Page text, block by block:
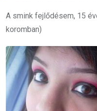
A smink fejlődésem, 15
koromban)